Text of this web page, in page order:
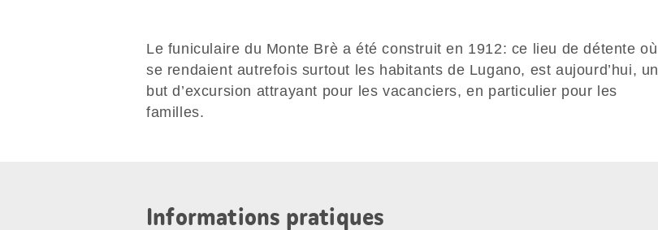
Le funiculaire du Monte Brè a été construit en 1912: ce lieu de détente où
se rendaient autrefois surtout les habitants de Lugano, est aujourd’hui, un
but d’excursion attrayant pour les vacanciers, en particulier pour les
familles.
Informations pratiques